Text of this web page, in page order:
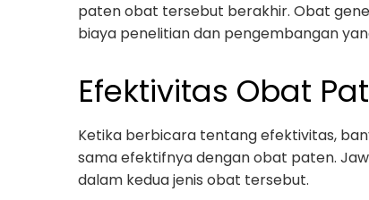
paten obat tersebut berakhir. Obat
biaya penelitian dan pengembangan
Efektivitas Obat
Ketika berbicara tentang efektivitas,
sama efektifnya dengan obat paten.
dalam kedua jenis obat tersebut.